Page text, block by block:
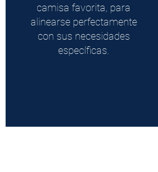
camisa favorita, para
alinearse perfectamente
con sus necesidades
específicas.